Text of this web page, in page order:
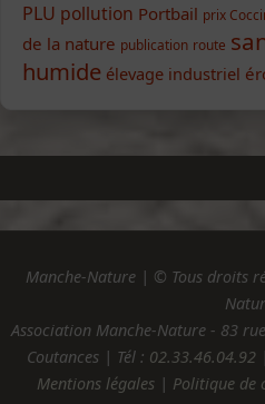
PLU pollution Portbail prix
de la nature publication route
humide élevage industriel
Manche-Nature | © Tous droits
Association Manche-Nature - 83
Coutances | Tél : 02.33.46.04.92|
Mentions légales| Politique de